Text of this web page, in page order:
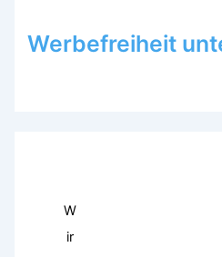
Werbefreiheit
W
ir